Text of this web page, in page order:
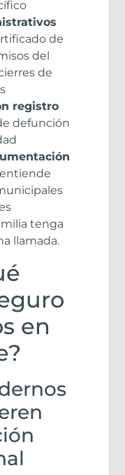
de
del
de
registro
defunción
tenga
llamada.
en